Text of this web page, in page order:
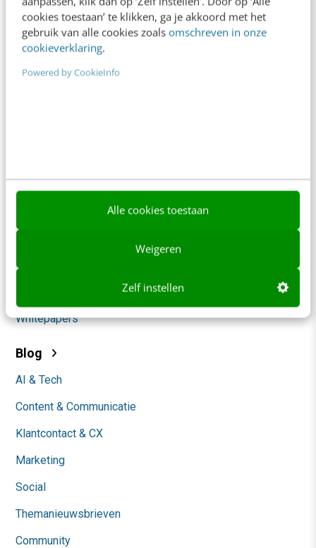
cookies toestaan’ te klikken, ga je akkoord met het
gebruik van alle cookies zoals omschreven in onze
cookieverklaring.
Powered by CookieInfo
Alle cookies toestaan
Weigeren
Zelf instellen
redactie@frankwatching.com
+31 30 200 1045
Meer contactopties
Contact
Ons team
Whitepapers
Blog
AI & Tech
Content & Communicatie
Klantcontact & CX
Marketing
Social
Themanieuwsbrieven
Community